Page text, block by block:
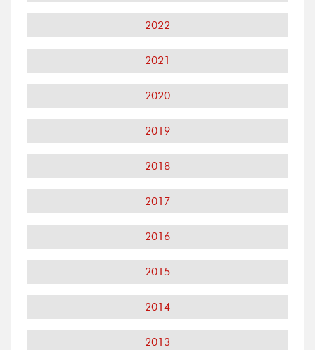
2022
2021
2020
2019
2018
2017
2016
2015
2014
2013